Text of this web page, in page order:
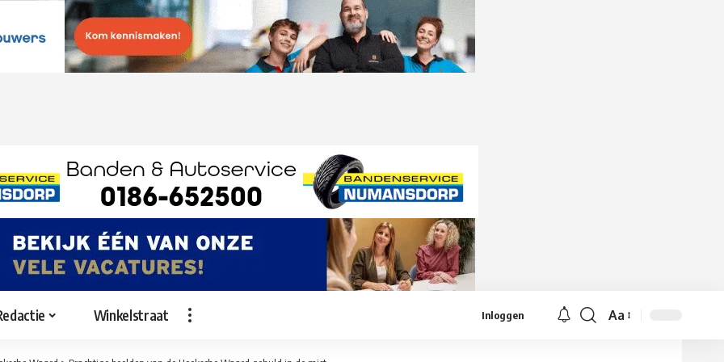
Winkelstraat Inloggen
Lettergrootte
Aa